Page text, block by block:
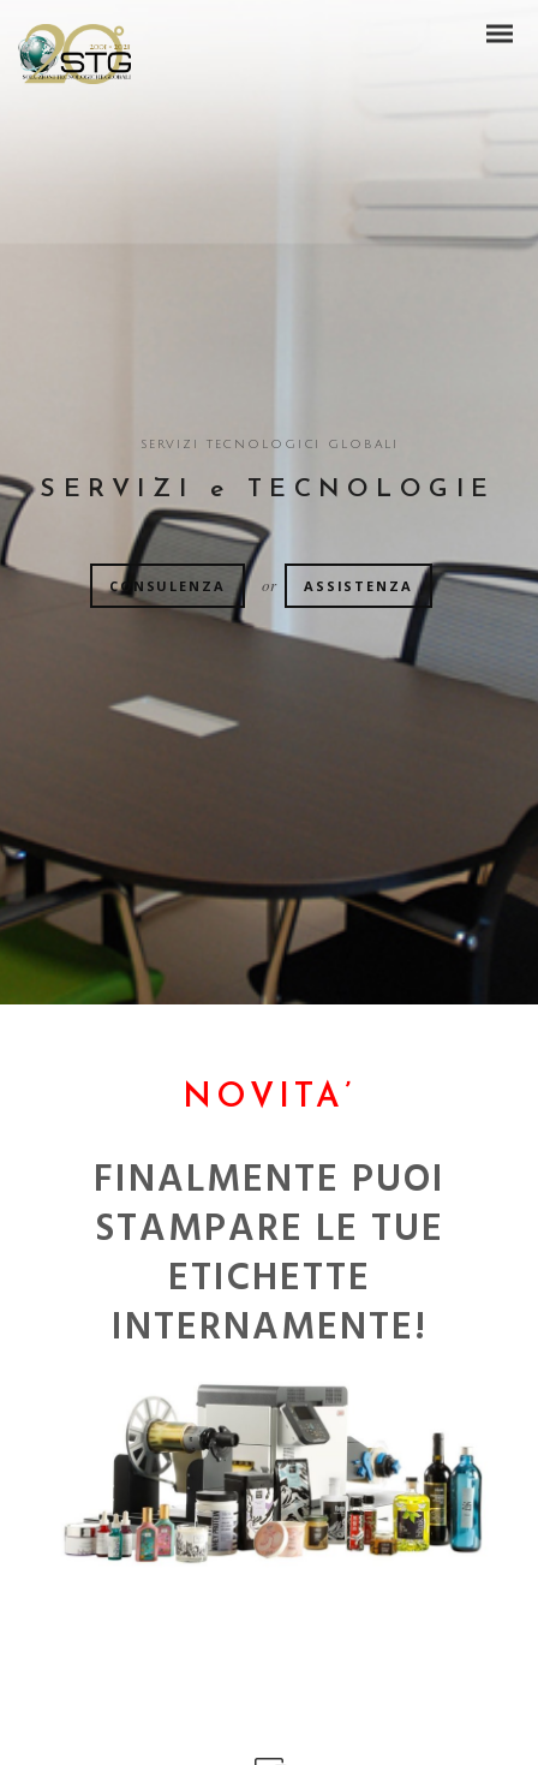
SERVIZI e TECNOLOGIE
servizi tecnologici globali
CONSULENZA ASSISTENZA
or
NOVITA’
FINALMENTE PUOI
STAMPARE LE TUE
ETICHETTE
INTERNAMENTE!